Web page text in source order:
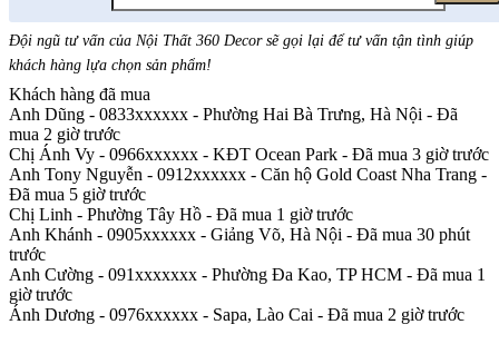
Đội ngũ tư vấn của Nội Thất 360 Decor sẽ gọi lại để tư vấn tận tình giúp
khách hàng lựa chọn sản phẩm!
Khách hàng đã mua
Anh Dũng - 0833xxxxxx - Phường Hai Bà Trưng, Hà Nội - Đã
mua 2 giờ trước
Chị Ánh Vy - 0966xxxxxx - KĐT Ocean Park - Đã mua 3 giờ trước
Anh Tony Nguyễn - 0912xxxxxx - Căn hộ Gold Coast Nha Trang -
Đã mua 5 giờ trước
Chị Linh - Phường Tây Hồ - Đã mua 1 giờ trước
Anh Khánh - 0905xxxxxx - Giảng Võ, Hà Nội - Đã mua 30 phút
trước
Anh Cường - 091xxxxxxx - Phường Đa Kao, TP HCM - Đã mua 1
giờ trước
Ánh Dương - 0976xxxxxx - Sapa, Lào Cai - Đã mua 2 giờ trước